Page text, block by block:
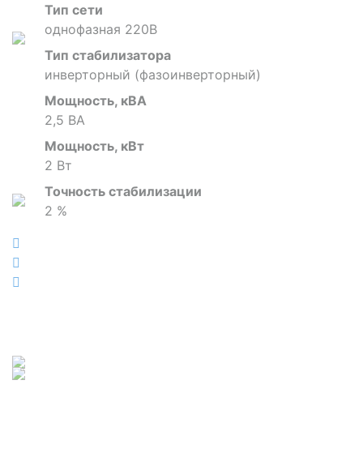
Тип сети
однофазная 220В
Тип стабилизатора
инверторный (фазоинверторный)
Мощность, кВА
2,5 ВА
Мощность, кВт
2 Вт
Точность стабилизации
2 %